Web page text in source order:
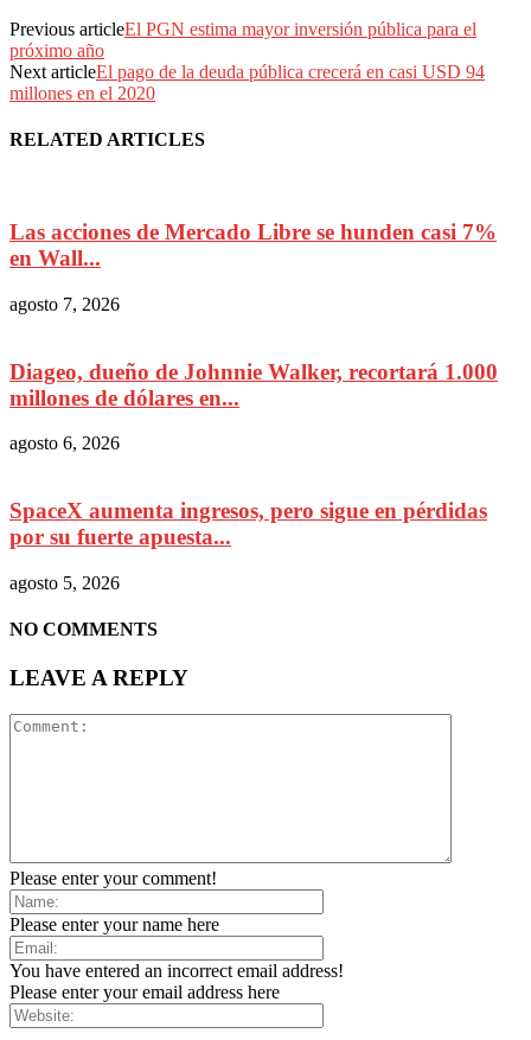
Previous articleEl PGN estima mayor inversión pública para el
próximo año
Next articleEl pago de la deuda pública crecerá en casi USD 94
millones en el 2020
RELATED ARTICLES
Las acciones de Mercado Libre se hunden casi 7%
en Wall...
agosto 7, 2026
Diageo, dueño de Johnnie Walker, recortará 1.000
millones de dólares en...
agosto 6, 2026
SpaceX aumenta ingresos, pero sigue en pérdidas
por su fuerte apuesta...
agosto 5, 2026
NO COMMENTS
LEAVE A REPLY
Please enter your comment!
Please enter your name here
You have entered an incorrect email address!
Please enter your email address here